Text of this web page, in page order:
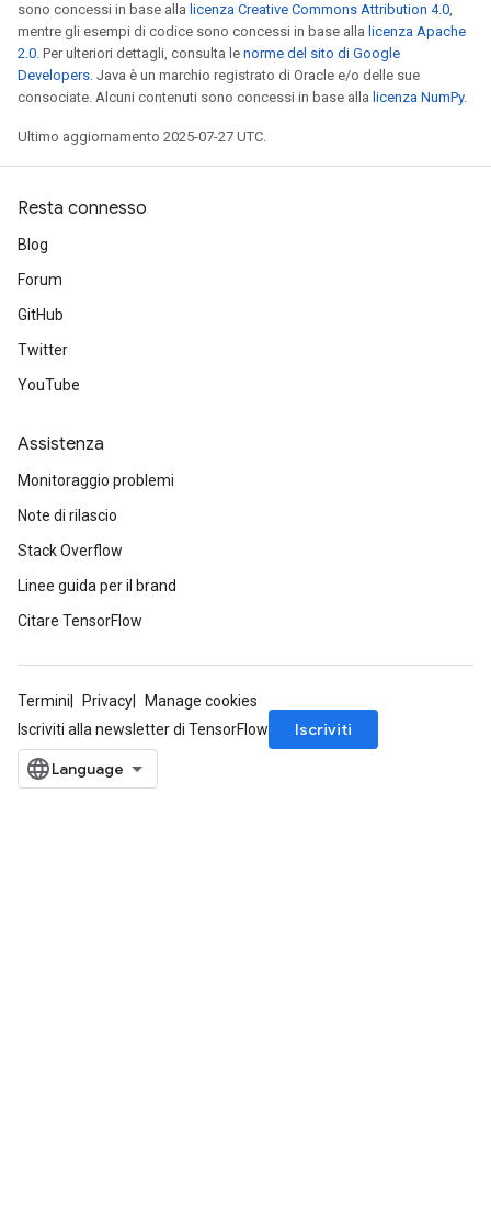
sono concessi in base alla licenza Creative Commons Attribution 4.0,
mentre gli esempi di codice sono concessi in base alla licenza Apache
2.0. Per ulteriori dettagli, consulta le norme del sito di Google
Developers. Java è un marchio registrato di Oracle e/o delle sue
consociate. Alcuni contenuti sono concessi in base alla licenza NumPy.
Ultimo aggiornamento 2025-07-27 UTC.
Resta connesso
Blog
Forum
GitHub
Twitter
YouTube
Assistenza
Monitoraggio problemi
Note di rilascio
Stack Overflow
Linee guida per il brand
Citare TensorFlow
Termini Privacy
Manage cookies
Iscriviti alla newsletter di TensorFlow
Iscriviti